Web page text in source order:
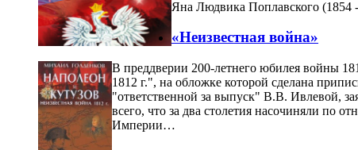
Яна Людвика Поплавского (1854
«Неизвестная война»
В преддверии 200-летнего юбилея войны
1812 г.", на обложке которой сделана
"ответственной за выпуск" В.В. Ивлевой,
всего, что за два столетия насочиняли по
Империи…